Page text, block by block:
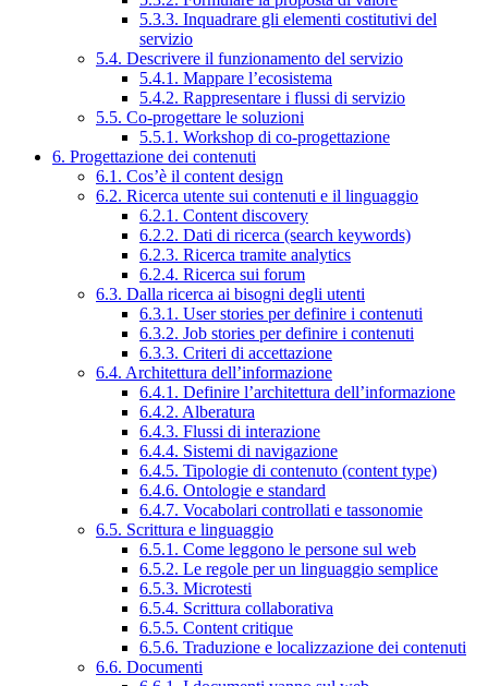
5.3.3. Inquadrare gli elementi costitutivi del
servizio
5.4. Descrivere il funzionamento del servizio
5.4.1. Mappare l’ecosistema
5.4.2. Rappresentare i flussi di servizio
5.5. Co-progettare le soluzioni
5.5.1. Workshop di co-progettazione
6. Progettazione dei contenuti
6.1. Cos’è il content design
6.2. Ricerca utente sui contenuti e il linguaggio
6.2.1. Content discovery
6.2.2. Dati di ricerca (search keywords)
6.2.3. Ricerca tramite analytics
6.2.4. Ricerca sui forum
6.3. Dalla ricerca ai bisogni degli utenti
6.3.1. User stories per definire i contenuti
6.3.2. Job stories per definire i contenuti
6.3.3. Criteri di accettazione
6.4. Architettura dell’informazione
6.4.1. Definire l’architettura dell’informazione
6.4.2. Alberatura
6.4.3. Flussi di interazione
6.4.4. Sistemi di navigazione
6.4.5. Tipologie di contenuto (content type)
6.4.6. Ontologie e standard
6.4.7. Vocabolari controllati e tassonomie
6.5. Scrittura e linguaggio
6.5.1. Come leggono le persone sul web
6.5.2. Le regole per un linguaggio semplice
6.5.3. Microtesti
6.5.4. Scrittura collaborativa
6.5.5. Content critique
6.5.6. Traduzione e localizzazione dei contenuti
6.6. Documenti